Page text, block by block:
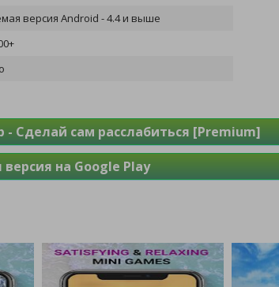
версия Android - 4.4 и выше
- Сделай сам расслабиться [Premium]
на Google Play